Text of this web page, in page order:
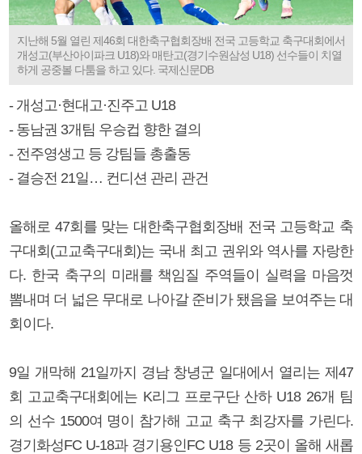
지난해 5월 열린 제46회 대한축구협회장배 전국 고등학교 축구대회에서
개성고(부산아이파크 U18)와 매탄고(경기수원삼성 U18) 선수들이 치열
하게 공중볼 다툼을 하고 있다. 국제신문DB
- 개성고·현대고·진주고 U18
- 동남권 3개팀 우승컵 향한 결의
- 전주영생고 등 강팀들 총출동
- 결승전 21일… 컨디션 관리 관건
올해로 47회를 맞는 대한축구협회장배 전국 고등학교 축
구대회(고교축구대회)는 국내 최고 권위와 역사를 자랑한
다. 한국 축구의 미래를 책임질 주역들이 실력을 마음껏
뽐내며 더 넓은 무대로 나아갈 준비가 됐음을 보여주는 대
회이다.
9일 개막해 21일까지 경남 창녕군 일대에서 열리는 제47
회 고교축구대회에는 K리그 프로구단 산하 U18 26개 팀
의 선수 1500여 명이 참가해 고교 축구 최강자를 가린다.
경기화성FC U-18과 경기용인FC U18 등 2곳이 올해 새롭